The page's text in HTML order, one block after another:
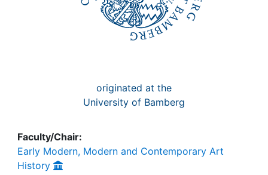
originated at the
University of Bamberg
Faculty/Chair:
Early Modern, Modern and Contemporary Art
History